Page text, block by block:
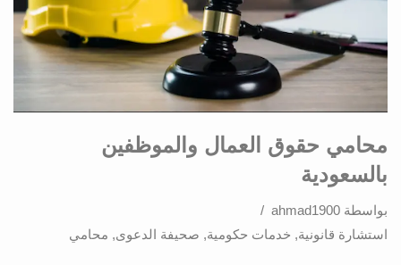
محامي حقوق العمال والموظفين
بالسعودية
بواسطة ahmad1900
استشارة قانونية, خدمات حكومية, صحيفة الدعوى, محامي